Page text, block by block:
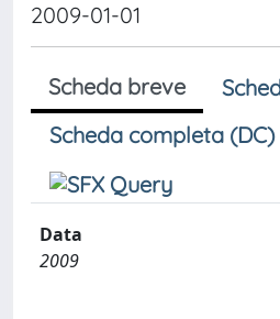
2009-01-01
Scheda breve
Scheda completa (DC)
Data
2009